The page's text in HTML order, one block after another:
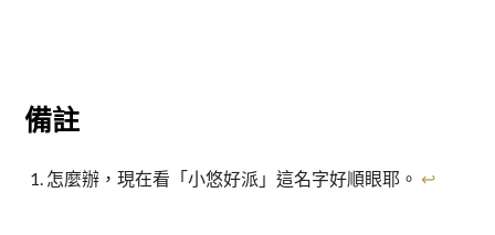
備註
怎麼辦，現在看「小悠好派」這名字好順眼耶。 ↩︎